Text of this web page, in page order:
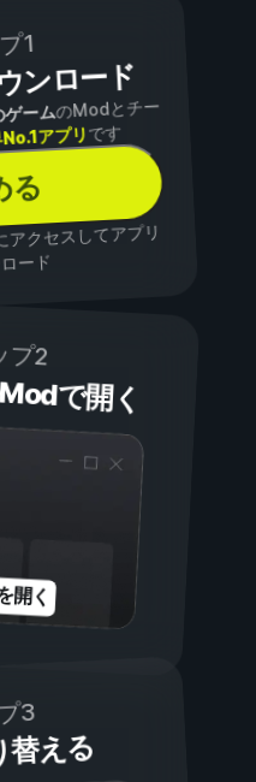
1
ンロード
ームのModとチー
アプリです
る
クセスしてアプリ
ード
プ2
で開く
開く
3
える